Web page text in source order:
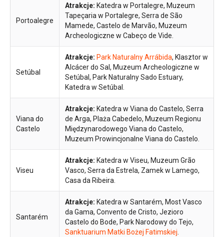
Portoalegre
Atrakcje: Katedra w Portalegre, Muzeum
Tapeçaria w Portalegre, Serra de São
Mamede, Castelo de Marvão, Muzeum
Archeologiczne w Cabeço de Vide.
Setúbal
Atrakcje: Park Naturalny Arrábida, Klasztor w
Alcácer do Sal, Muzeum Archeologiczne w
Setúbal, Park Naturalny Sado Estuary,
Katedra w Setúbal.
Viana do
Castelo
Atrakcje: Katedra w Viana do Castelo, Serra
de Arga, Plaża Cabedelo, Muzeum Regionu
Międzynarodowego Viana do Castelo,
Muzeum Prowincjonalne Viana do Castelo.
Viseu
Atrakcje: Katedra w Viseu, Muzeum Grão
Vasco, Serra da Estrela, Zamek w Lamego,
Casa da Ribeira.
Santarém
Atrakcje: Katedra w Santarém, Most Vasco
da Gama, Convento de Cristo, Jezioro
Castelo do Bode, Park Narodowy do Tejo,
Sanktuarium Matki Bożej Fatimskiej.